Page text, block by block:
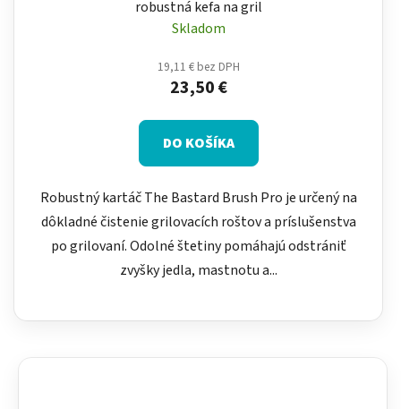
robustná kefa na gril
Skladom
19,11 € bez DPH
23,50 €
DO KOŠÍKA
Robustný kartáč The Bastard Brush Pro je určený na
dôkladné čistenie grilovacích roštov a príslušenstva
po grilovaní. Odolné štetiny pomáhajú odstrániť
zvyšky jedla, mastnotu a...